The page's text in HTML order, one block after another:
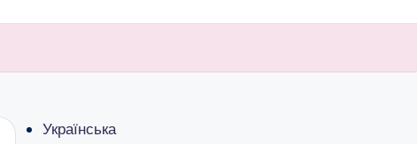
Українська